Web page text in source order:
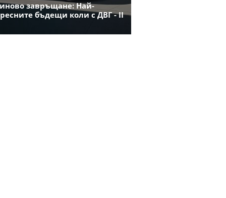
завръщане: Най-
бъдещи коли с ДВГ - II